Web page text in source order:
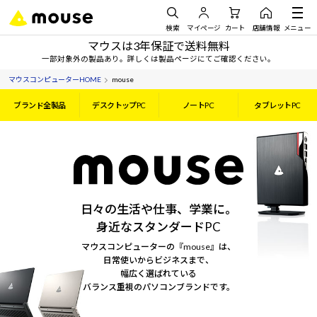
検索 マイページ カート 店舗情報 メニュー
マウスは3年保証で送料無料
一部対象外の製品あり。詳しくは製品ページにてご確認ください。
マウスコンピューターHOME mouse
ブランド全製品 デスクトップPC ノートPC タブレットPC
日々の生活や仕事、学業に。
身近なスタンダードPC
マウスコンピューターの『mouse』は、
日常使いからビジネスまで、
幅広く選ばれている
バランス重視のパソコンブランドです。